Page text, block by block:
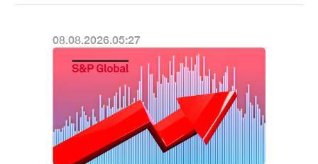
08.08.2026.05:27